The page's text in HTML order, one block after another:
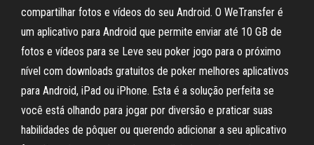
compartilhar fotos e vídeos do seu Android. O WeTransfer é
um aplicativo para Android que permite enviar até 10 GB de
fotos e vídeos para se Leve seu poker jogo para o próximo
nível com downloads gratuitos de poker melhores aplicativos
para Android, iPad ou iPhone. Esta é a solução perfeita se
você está olhando para jogar por diversão e praticar suas
habilidades de pôquer ou querendo adicionar a seu aplicativo